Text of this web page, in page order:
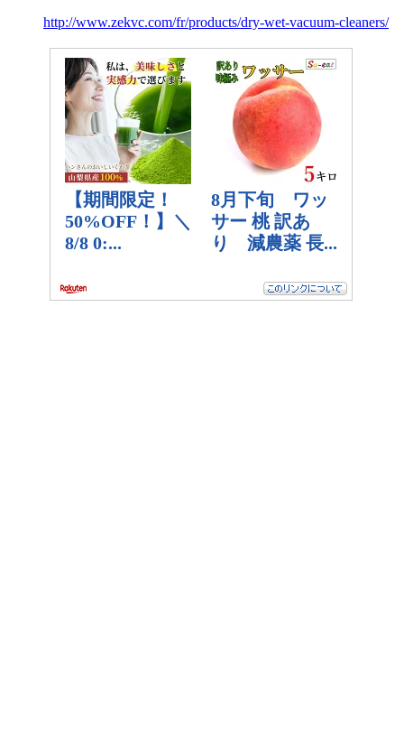
http://www.zekvc.com/fr/products/dry-wet-vacuum-cleaners/